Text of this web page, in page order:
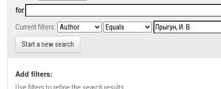
for
Current filters:
Start a new search
Add filters: